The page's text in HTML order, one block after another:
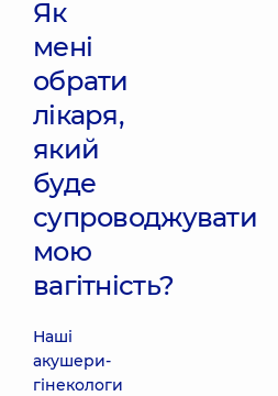
Як
мені
обрати
лікаря,
який
буде
супроводжувати
мою
вагітність?
Наші
акушери-
гінекологи